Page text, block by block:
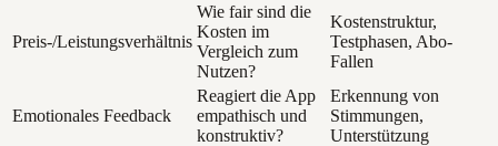
Preis-/Leistungsverhältnis
Wie fair sind die
Kosten im
Vergleich zum
Nutzen?
Kostenstruktur,
Testphasen, Abo-
Fallen
Emotionales Feedback
Reagiert die App
empathisch und
konstruktiv?
Erkennung von
Stimmungen,
Unterstützung